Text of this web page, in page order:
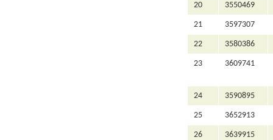
20 3550469
21 3597307
22 3580386
23 3609741
24 3590895
25 3652913
26 3639915